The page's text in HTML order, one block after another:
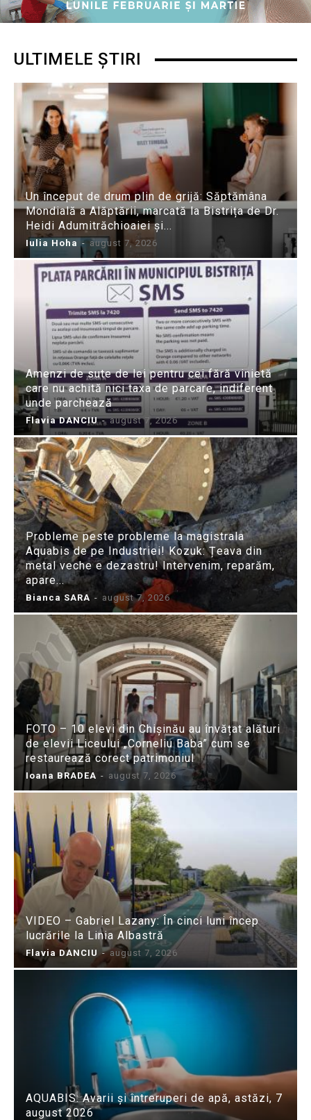
ULTIMELE ȘTIRI
Un început de drum plin de grijă: Săptămâna
Mondială a Alăptării, marcată la Bistrița de Dr.
Heidi Adumitrăchioaiei și...
Iulia Hoha - august 7, 2026
Amenzi de sute de lei pentru cei fără vinietă
care nu achită nici taxa de parcare, indiferent
unde parchează
Flavia DANCIU - august 7, 2026
Probleme peste probleme la magistrala
Aquabis de pe Industriei! Kozuk: Țeava din
metal veche e dezastru! Intervenim, reparăm,
apare...
Bianca SARA - august 7, 2026
FOTO – 10 elevi din Chișinău au învățat alături
de elevii Liceului „Corneliu Baba” cum se
restaurează corect patrimoniul
Ioana BRADEA - august 7, 2026
VIDEO – Gabriel Lazany: În cinci luni încep
lucrările la Linia Albastră
Flavia DANCIU - august 7, 2026
AQUABIS: Avarii și întreruperi de apă, astăzi, 7
august 2026